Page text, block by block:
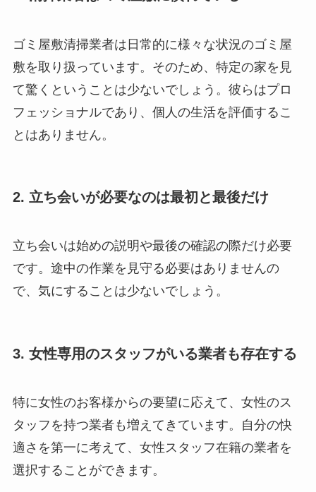
ゴミ屋敷清掃業者は日常的に様々な状況のゴミ屋
敷を取り扱っています。そのため、特定の家を見
て驚くということは少ないでしょう。彼らはプロ
フェッショナルであり、個人の生活を評価するこ
とはありません。
2. 立ち会いが必要なのは最初と最後だけ
立ち会いは始めの説明や最後の確認の際だけ必要
です。途中の作業を見守る必要はありませんの
で、気にすることは少ないでしょう。
3. 女性専用のスタッフがいる業者も存在する
特に女性のお客様からの要望に応えて、女性のス
タッフを持つ業者も増えてきています。自分の快
適さを第一に考えて、女性スタッフ在籍の業者を
選択することができます。